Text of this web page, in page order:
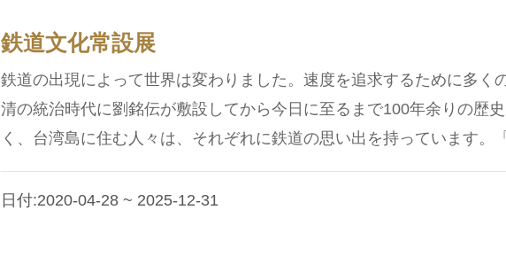
鉄道文化常設展
鉄道の出現によって世界は変わりました。速度を追求するために多く
清の統治時代に劉銘伝が敷設してから今日に至るまで100年余りの歴
く、台湾島に住む人々は、それぞれに鉄道の思い出を持っています。
日付:2020-04-28 ~ 2025-12-31